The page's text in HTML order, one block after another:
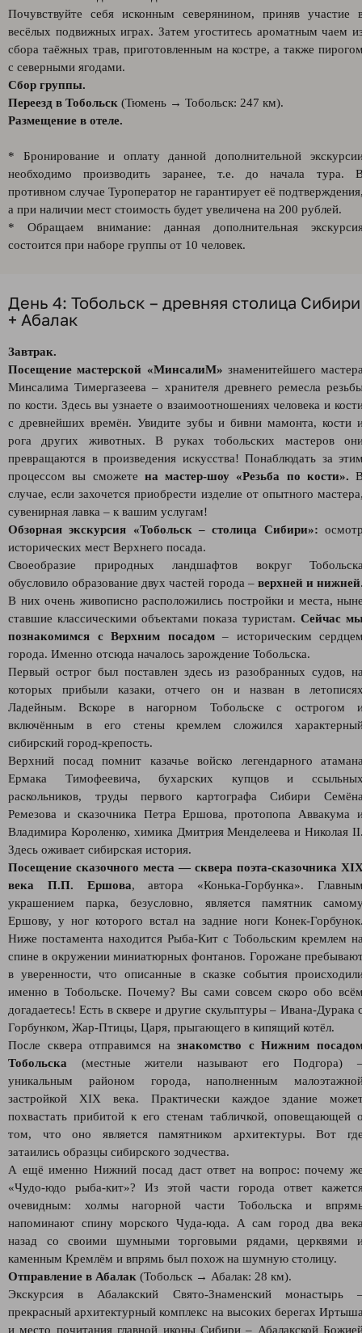
Почувствуйте себя исконным северянином, приняв участие
весёлых подвижных играх. Затем угоститесь ароматным чаем
сбора таёжных трав, приготовленным на костре, а также
с северными ягодами.
Сбор группы.
Переезд в Тобольск (Тюмень → Тобольск: 247 км).
Размещение в отеле.
* Бронирование и оплату данной дополнительной
необходимо производить заранее, т.е. до начала тура.
противном случае Туроператор не гарантирует её
а при наличии мест стоимость будет увеличена на 200 рублей.
* Обращаем внимание: данная дополнительная
состоится при наборе группы от 10 человек.
День 4: Тобольск – древняя столица Сибири
+ Абалак
Завтрак.
Посещение мастерской «МинсалиМ» знаменитейшего
Минсалима Тимергазеева – хранителя древнего ремесла
по кости. Здесь вы узнаете о взаимоотношениях человека и
с древнейших времён. Увидите зубы и бивни мамонта, кости
рога других животных. В руках тобольских мастеров
превращаются в произведения искусства! Понаблюдать за
процессом вы сможете на мастер-шоу «Резьба по кости».
случае, если захочется приобрести изделие от опытного
сувенирная лавка – к вашим услугам!
Обзорная экскурсия «Тобольск – столица Сибири»:
исторических мест Верхнего посада.
Своеобразие природных ландшафтов вокруг
обусловило образование двух частей города – верхней и нижней
В них очень живописно расположились постройки и места,
ставшие классическими объектами показа туристам. Сейчас
познакомимся с Верхним посадом – историческим
города. Именно отсюда началось зарождение Тобольска.
Первый острог был поставлен здесь из разобранных судов,
которых прибыли казаки, отчего он и назван в
Ладейным. Вскоре в нагорном Тобольске с острогом
включённым в его стены кремлем сложился
сибирский город-крепость.
Верхний посад помнит казачье войско легендарного
Ермака Тимофеевича, бухарских купцов и
раскольников, труды первого картографа Сибири
Ремезова и сказочника Петра Ершова, протопопа Аввакума
Владимира Короленко, химика Дмитрия Менделеева и Николая
Здесь оживает сибирская история.
Посещение сказочного места — сквера поэта-сказочника
века П.П. Ершова, автора «Конька-Горбунка».
украшением парка, безусловно, является памятник
Ершову, у ног которого встал на задние ноги Конек-
Ниже постамента находится Рыба-Кит с Тобольским кремлем
спине в окружении миниатюрных фонтанов. Горожане
в уверенности, что описанные в сказке события
именно в Тобольске. Почему? Вы сами совсем скоро обо
догадаетесь! Есть в сквере и другие скульптуры – Ивана-Дурака
Горбунком, Жар-Птицы, Царя, прыгающего в кипящий котёл.
После сквера отправимся назнакомство с Нижним
Тобольска (местные жители называют его Подгора)
уникальным районом города, наполненным
застройкой XIX века. Практически каждое здание
похвастать прибитой к его стенам табличкой, оповещающей
том, что оно является памятником архитектуры. Вот
затаились образцы сибирского зодчества.
А ещё именно Нижний посад даст ответ на вопрос: почему
«Чудо-юдо рыба-кит»? Из этой части города ответ
очевидным: холмы нагорной части Тобольска и
напоминают спину морского Чуда-юда. А сам город два
назад со своими шумными торговыми рядами, церквями
каменным Кремлём и впрямь был похож на шумную столицу.
Отправление в Абалак (Тобольск → Абалак: 28 км).
Экскурсия в Абалакский Свято-Знаменский монастырь
прекрасный архитектурный комплекс на высоких берегах
и место почитания главной иконы Сибири – Абалакской